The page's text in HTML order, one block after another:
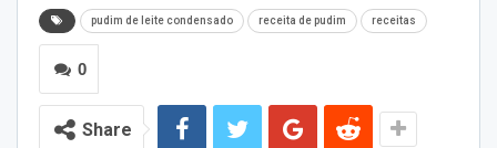
pudim de leite condensado receita de pudim receitas
0
Share